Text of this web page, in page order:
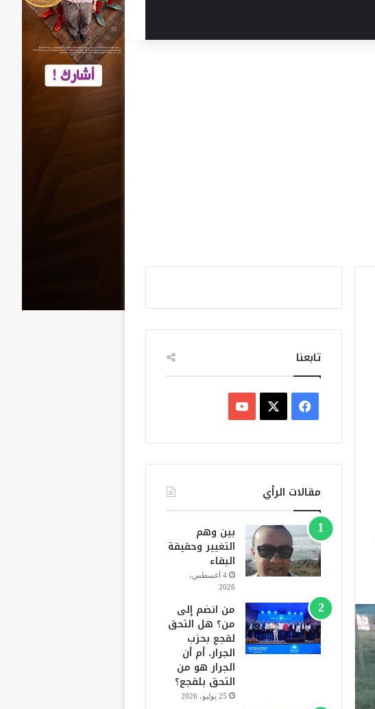
تابعنا
س
ب
ك
o
u
b
مقالات الرأي
بين وهم
التغيير وحقيقة
البقاء
4 أغسطس،
2026
من انضم إلى
من؟ هل التحق
لقجع بحزب
الجرار، أم أن
الجرار هو من
التحق بلقجع؟
25 يوليو، 2026